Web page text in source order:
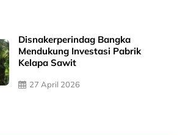
27 April 2026
Disnakerperindag Bangka
Mendukung Investasi Pabrik
Kelapa Sawit